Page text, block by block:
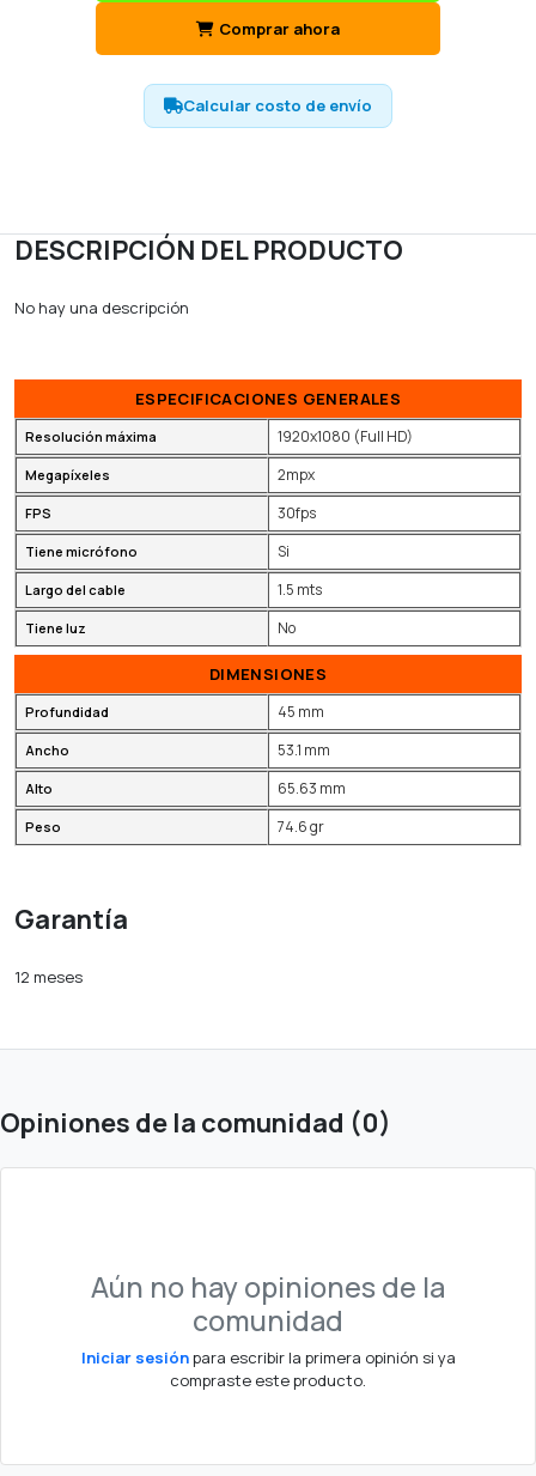
Comprar ahora
Calcular costo de envío
DESCRIPCIÓN DEL PRODUCTO
No hay una descripción
ESPECIFICACIONES GENERALES
Resolución máxima 1920x1080 (Full HD)
Megapíxeles 2mpx
FPS 30fps
Tiene micrófono Si
Largo del cable 1.5 mts
Tiene luz No
DIMENSIONES
Profundidad 45 mm
Ancho 53.1 mm
Alto 65.63 mm
Peso 74.6 gr
Garantía
12 meses
Opiniones de la comunidad (0)
Aún no hay opiniones de la
comunidad
Iniciar sesiónpara escribir la primera opinión si ya
compraste este producto.